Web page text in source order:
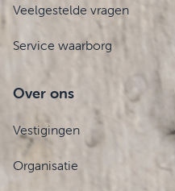
Veelgestelde vragen
Service waarborg
Over ons
Vestigingen
Organisatie